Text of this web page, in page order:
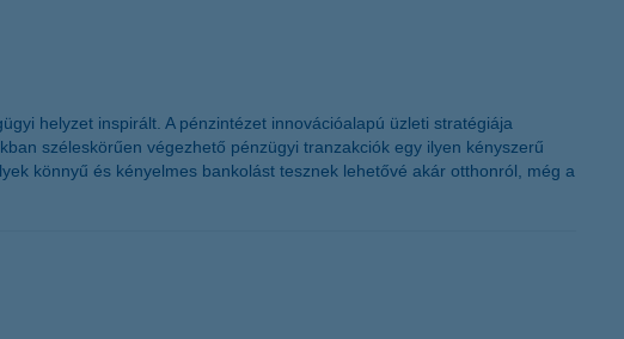
helyzet inspirált. A pénzintézet innovációalapú üzleti stratégiája
széleskörűen végezhető pénzügyi tranzakciók egy ilyen kényszerű
könnyű és kényelmes bankolást tesznek lehetővé akár otthonról, még a